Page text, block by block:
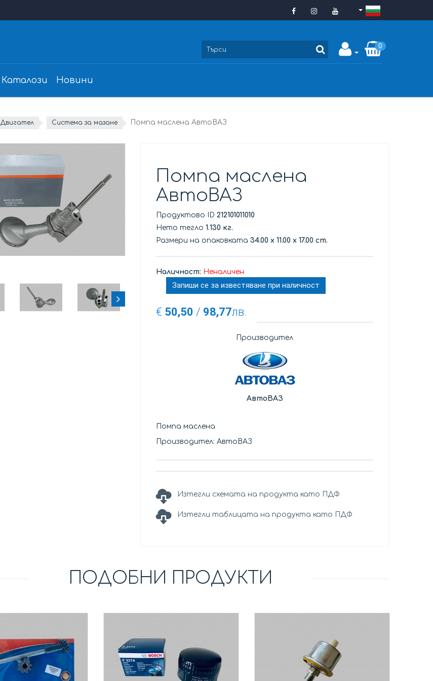
0
Каталози Новини
Двигател Система за мазане Помпа маслена АвтоВАЗ
Помпа маслена
АвтоВАЗ
Продуктово ID212101011010
Нето тегло1.130 кг.
Размери на опаковката34.00x 11.00x 17.00 cm.
Наличност: Неналичен
Запиши се за известяване при наличност
€ 50,50 / 98,77лв.
Производител
АвтоВАЗ
Помпа маслена
Производител: АвтоВАЗ
Изтегли схемата на продукта като ПДФ
Изтегли таблицата на продукта като ПДФ
ПОДОБНИ ПРОДУКТИ